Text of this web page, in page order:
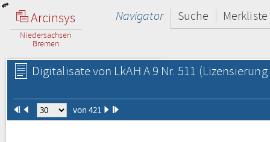
Arcinsys
Niedersachsen
Bremen
Navigator Suche Merkliste
Digitalisate von LkAH A 9 Nr. 511
von 421